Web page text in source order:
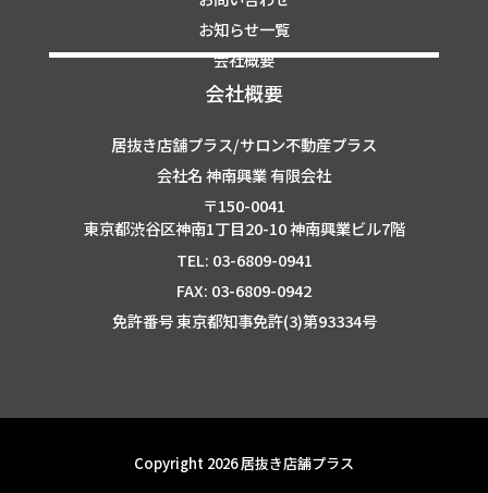
お知らせ一覧
会社概要
会社概要
居抜き店舗プラス/サロン不動産プラス
会社名 神南興業 有限会社
〒150-0041
東京都渋谷区神南1丁目20-10 神南興業ビル7階
TEL: 03-6809-0941
FAX: 03-6809-0942
免許番号 東京都知事免許(3)第93334号
Copyright 2026 居抜き店舗プラス